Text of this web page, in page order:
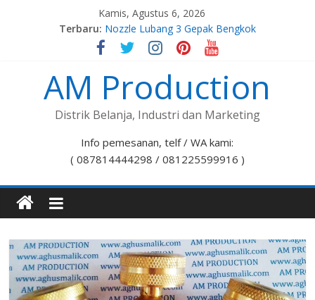
Kamis, Agustus 6, 2026
Terbaru: Nozzle Lubang 3 Gepak Bengkok
Spuyer Kompor Gas M8x1,0
Spuyer Kompor Gas M8x1,25
Nozzle Lubang 7 Stelan Bengkok
Nozzle Lubang 5 Gepak Bengkok
AM Production
Distrik Belanja, Industri dan Marketing
Info pemesanan, telf / WA kami:
( 087814444298 / 081225599916 )